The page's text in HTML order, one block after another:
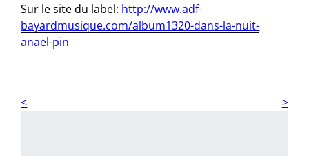
Sur le site du label: http://www.adf-
bayardmusique.com/album1320-dans-la-nuit-
anael-pin